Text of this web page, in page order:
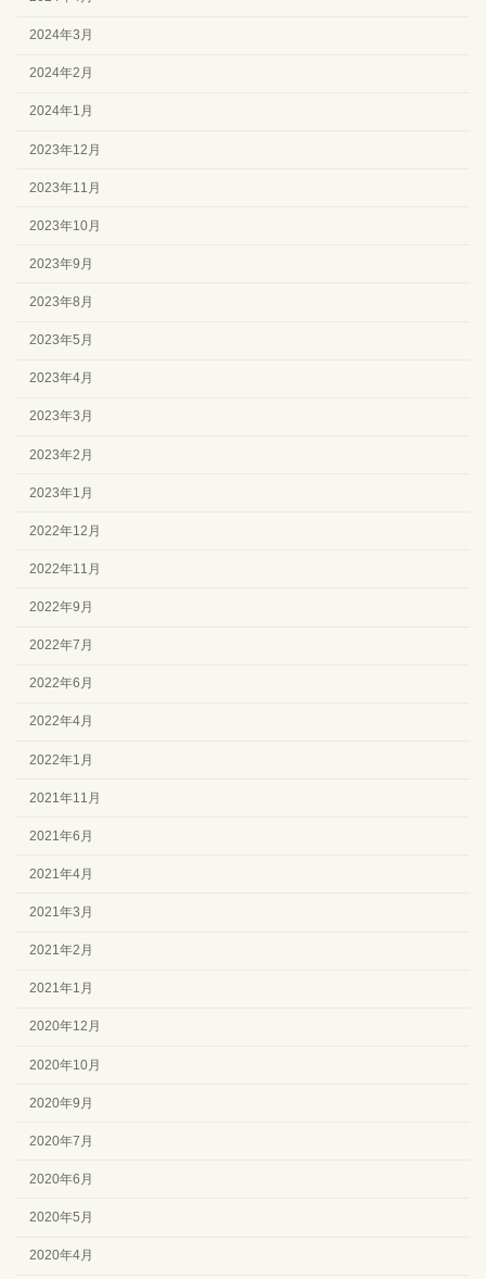
2024年3月
2024年2月
2024年1月
2023年12月
2023年11月
2023年10月
2023年9月
2023年8月
2023年5月
2023年4月
2023年3月
2023年2月
2023年1月
2022年12月
2022年11月
2022年9月
2022年7月
2022年6月
2022年4月
2022年1月
2021年11月
2021年6月
2021年4月
2021年3月
2021年2月
2021年1月
2020年12月
2020年10月
2020年9月
2020年7月
2020年6月
2020年5月
2020年4月